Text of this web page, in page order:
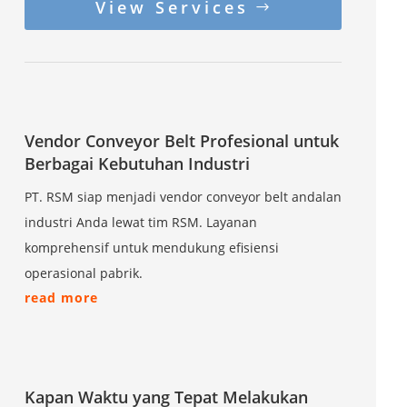
View Services
Vendor Conveyor Belt Profesional untuk
Berbagai Kebutuhan Industri
PT. RSM siap menjadi vendor conveyor belt andalan
industri Anda lewat tim RSM. Layanan
komprehensif untuk mendukung efisiensi
operasional pabrik.
read more
Kapan Waktu yang Tepat Melakukan